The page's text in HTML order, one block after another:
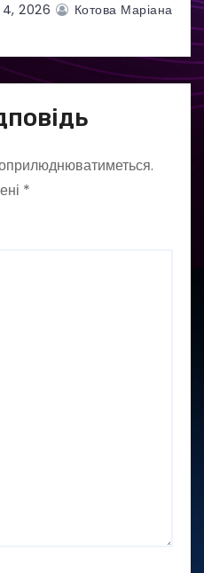
2026 Котова Маріана
*